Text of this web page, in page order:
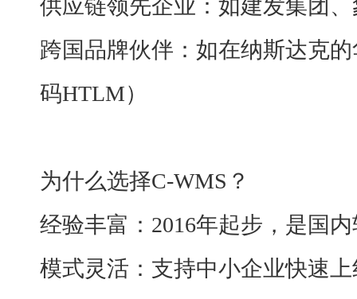
供应链领先企业：如建发集团
跨国品牌伙伴：如在纳斯达克
码HTLM）
为什么选择C-WMS？
经验丰富： 2016年起步，是国
模式灵活：支持中小企业快速